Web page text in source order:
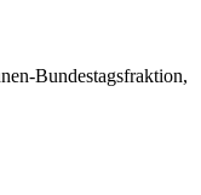
Bundestagsfraktion,